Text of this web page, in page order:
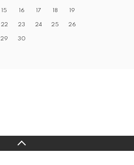
15 16 17 18 19
22 23 24 25 26
29 30